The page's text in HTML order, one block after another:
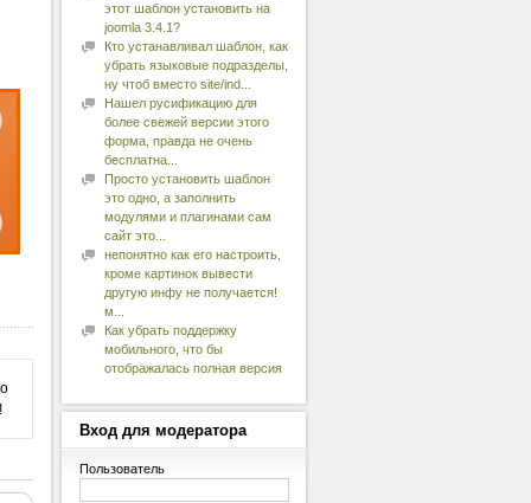
этот шаблон установить на
joomla 3.4.1?
Кто устанавливал шаблон, как
убрать языковые подразделы,
ну чтоб вместо site/ind...
Нашел русификацию для
более свежей версии этого
форма, правда не очень
бесплатна...
Просто установить шаблон
это одно, а заполнить
модулями и плагинами сам
сайт это...
непонятно как его настроить,
кроме картинок вывести
другую инфу не получается!
м...
Как убрать поддержку
мобильного, что бы
отображалась полная версия
Входдля модератора
Пользователь